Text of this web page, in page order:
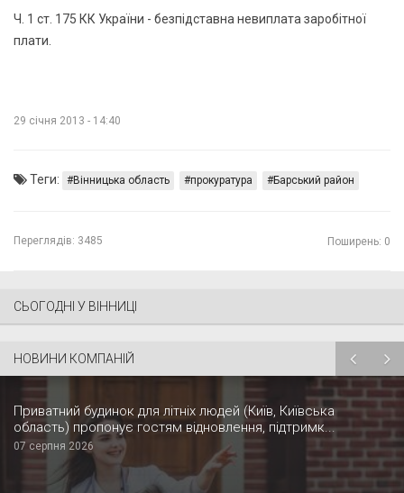
Ч. 1 ст. 175 КК України - безпідставна невиплата заробітної
плати.
29 січня 2013 - 14:40
Теги: Вінницька область прокуратура Барський район
Переглядів: 3485 Поширень: 0
СЬОГОДНІ У ВІННИЦІ
НОВИНИ КОМПАНІЙ
Приватний будинок для літніх людей (Київ, Київська
область) пропонує гостям відновлення, підтримк...
07 серпня 2026